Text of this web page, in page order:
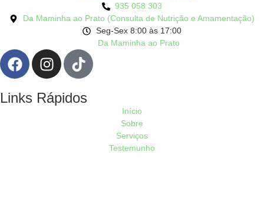
935 058 303
Da Maminha ao Prato (Consulta de Nutrição e Amamentação)
Seg-Sex 8:00 às 17:00
Da Maminha ao Prato
Links Rápidos
Início
Sobre
Serviços
Testemunho